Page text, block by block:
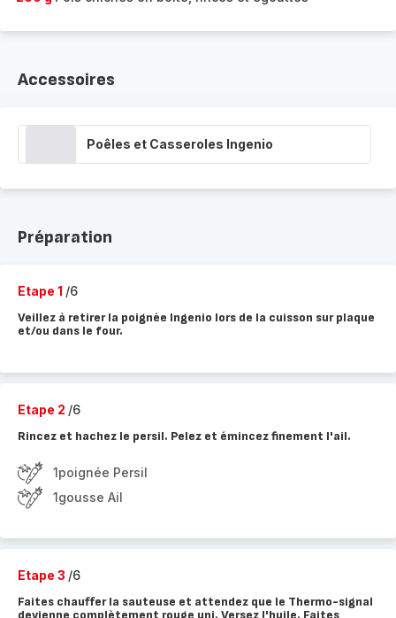
Accessoires
Poêles et Casseroles Ingenio
Préparation
Etape 1 /6
Veillez à retirer la poignée Ingenio lors de la cuisson sur plaque
et/ou dans le four.
Etape 2 /6
Rincez et hachez le persil. Pelez et émincez finement l'ail.
1poignée Persil
1gousse Ail
Etape 3 /6
Faites chauffer la sauteuse et attendez que le Thermo-signal
devienne complètement rouge uni. Versez l'huile. Faites